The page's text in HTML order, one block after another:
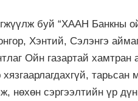
буй “ХААН Банкны
Хэнтий, Сэлэнгэ
Ойн газартай
нөхөн сэргээлтийн үр